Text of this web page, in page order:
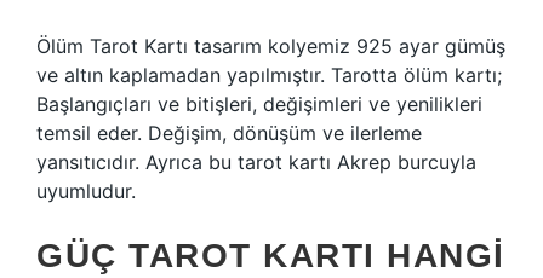
Ölüm Tarot Kartı tasarım kolyemiz 925 ayar gümüş
ve altın kaplamadan yapılmıştır. Tarotta ölüm kartı;
Başlangıçları ve bitişleri, değişimleri ve yenilikleri
temsil eder. Değişim, dönüşüm ve ilerleme
yansıtıcıdır. Ayrıca bu tarot kartı Akrep burcuyla
uyumludur.
GÜÇ TAROT KARTI HANGI